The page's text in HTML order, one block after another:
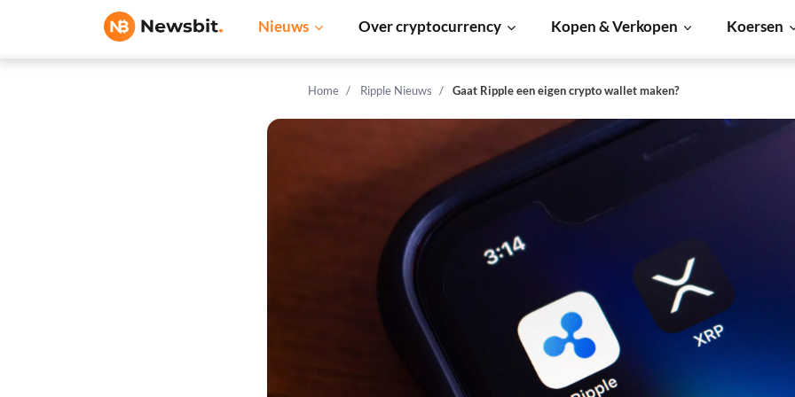
Nieuws Over cryptocurrency Kopen & Verkopen Koersen
Home Ripple Nieuws Gaat Ripple een eigen crypto wallet maken?